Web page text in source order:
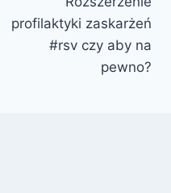
profilaktyki zaskarżeń
#rsv czy aby na
pewno?